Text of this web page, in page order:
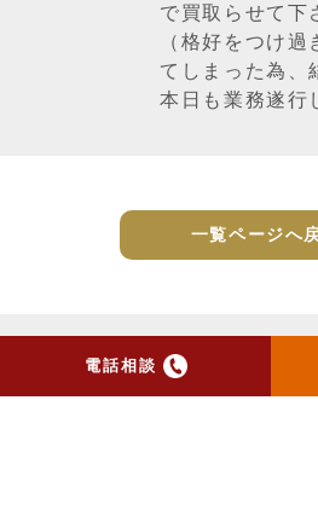
電話相談
で買取らせて下
（格好をつけ
てしまった為、
本日も業務遂行
一覧ページへ